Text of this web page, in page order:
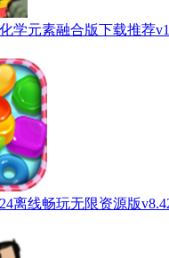
学元素融合版下载推荐
离线畅玩无限资源版